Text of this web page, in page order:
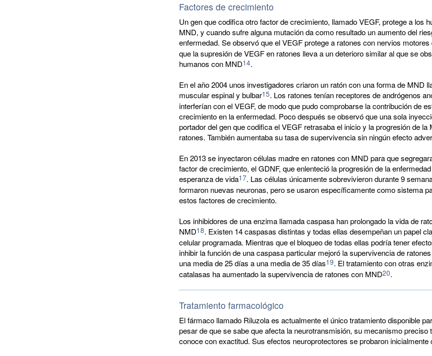
Factores de crecimiento
Un gen que codifica otro factor de crecimiento, llamado VEGF, protege a los
MND, y cuando sufre alguna mutación da como resultado un aumento del
enfermedad. Se observó que el VEGF protege a ratones con nervios motores
que la supresión de VEGF en ratones lleva a un deterioro similar al que se
humanos con MND14.
En el año 2004 unos investigadores criaron un ratón con una forma de MND
muscular espinal y bulbar15. Los ratones tenían receptores de andrógenos
interferían con el VEGF, de modo que pudo comprobarse la contribución de
crecimiento en la enfermedad. Poco después se observó que una sola
portador del gen que codifica el VEGF retrasaba el inicio y la progresión de la
ratones. También aumentaba su tasa de supervivencia sin ningún efecto
En 2013 se inyectaron células madre en ratones con MND para que
factor de crecimiento, el GDNF, que enlenteció la progresión de la
esperanza de vida17. Las células únicamente sobrevivieron durante 9
formaron nuevas neuronas, pero se usaron específicamente como sistema
estos factores de crecimiento.
Los inhibidores de una enzima llamada caspasa han prolongado la vida de
NMD18. Existen 14 caspasas distintas y todas ellas desempeñan un papel
celular programada. Mientras que el bloqueo de todas ellas podría tener
inhibir la función de una caspasa particular mejoró la supervivencia de
una media de 25 días a una media de 35 días19. El tratamiento con otras
catalasas ha aumentado la supervivencia de ratones con MND20.
Tratamiento farmacológico
El fármaco llamado Riluzola es actualmente el único tratamiento disponible
pesar de que se sabe que afecta la neurotransmisión, su mecanismo preciso
conoce con exactitud. Sus efectos neuroprotectores se probaron inicialmente